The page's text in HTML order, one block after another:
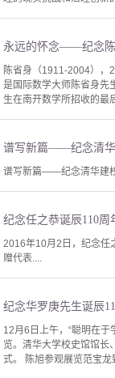
永远的怀念——纪念陈
陈省身（1911-2004），
是国际数学大师陈省身先
生在南开数学所招收的最
谱写新篇——纪念清华
谱写新篇——纪念清华建
纪念任之恭诞辰110
2016年10月2日，纪念任
赠代表....
纪念华罗庚先生诞辰
12月6日上午，“聪明在
览。清华大学校史馆馆长
式。 陈旭参观展览范宝